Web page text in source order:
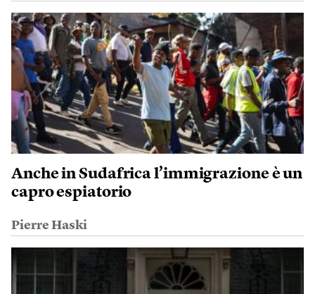
Anche in Sudafrica l’immigrazione è un
capro espiatorio
Pierre Haski